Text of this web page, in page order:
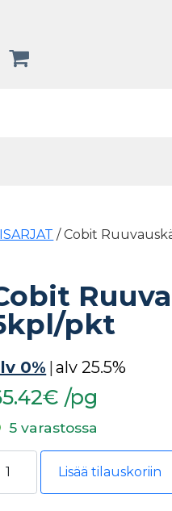
/ Cobit
pkt
0% |alv 25.5%
/pg
5 varastossa
Ruuvauskärki
Lisää tilauskoriin